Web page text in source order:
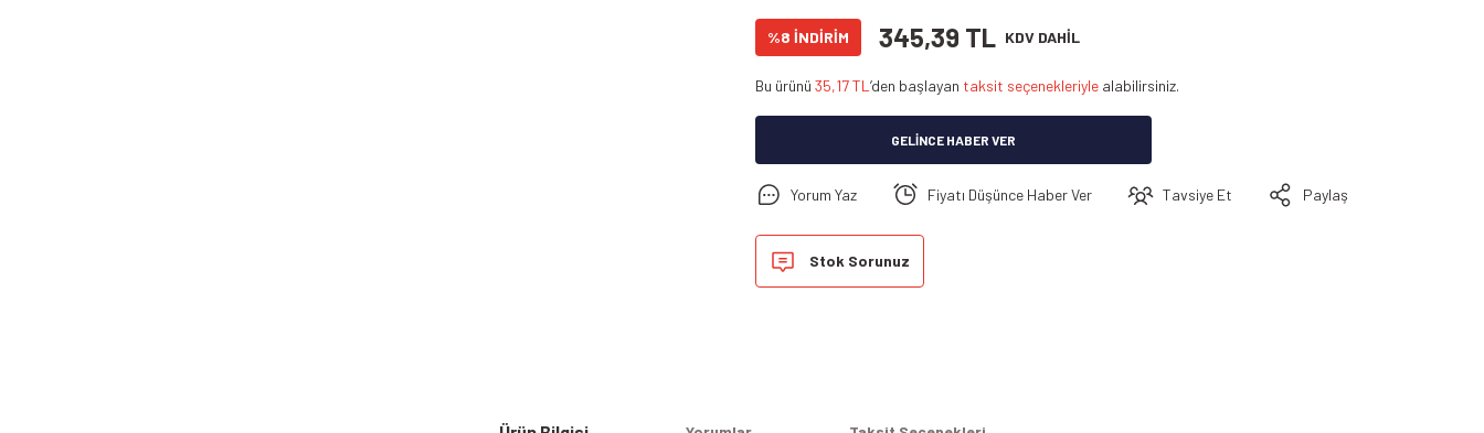
%8 İNDİRİM 345,39 TL KDV DAHİL
Bu ürünü 35,17 TL ’den başlayan taksit seçenekleriyle alabilirsiniz.
GELINCE HABER VER
Yorum Yaz Fiyatı Düşünce Haber Ver Tavsiye Et Paylaş
Stok Sorunuz